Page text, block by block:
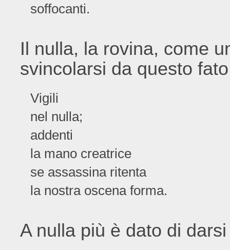
soffocanti.
Il nulla, la rovina, come
svincolarsi da questo
Vigili
nel nulla;
addenti
la mano creatrice
se assassina ritenta
la nostra oscena forma.
A nulla più è dato di